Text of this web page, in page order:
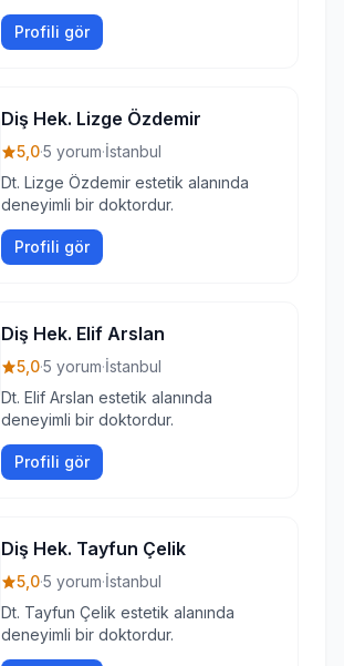
Profili gör
Diş Hek. Lizge Özdemir
5,0·5 yorum·İstanbul
Dt. Lizge Özdemir estetik alanında
deneyimli bir doktordur.
Profili gör
Diş Hek. Elif Arslan
5,0·5 yorum·İstanbul
Dt. Elif Arslan estetik alanında
deneyimli bir doktordur.
Profili gör
Diş Hek. Tayfun Çelik
5,0·5 yorum·İstanbul
Dt. Tayfun Çelik estetik alanında
deneyimli bir doktordur.